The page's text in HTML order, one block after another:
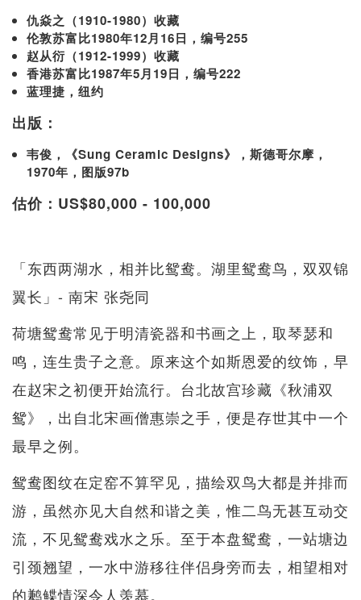
仇焱之（1910-1980）收藏
伦敦苏富比1980年12月16日，编号255
赵从衍（1912-1999）收藏
香港苏富比1987年5月19日，编号222
蓝理捷，纽约
出版：
韦俊，《Sung Ceramic Designs》，斯德哥尔摩，
1970年，图版97b
估价：US$80,000 - 100,000
「东西两湖水，相并比鸳鸯。湖里鸳鸯鸟，双双锦
翼长」- 南宋 张尧同
荷塘鸳鸯常见于明清瓷器和书画之上，取琴瑟和
鸣，连生贵子之意。原来这个如斯恩爱的纹饰，早
在赵宋之初便开始流行。台北故宫珍藏《秋浦双
鸳》，出自北宋画僧惠崇之手，便是存世其中一个
最早之例。
鸳鸯图纹在定窑不算罕见，描绘双鸟大都是并排而
游，虽然亦见大自然和谐之美，惟二鸟无甚互动交
流，不见鸳鸯戏水之乐。至于本盘鸳鸯，一站塘边
引颈翘望，一水中游移往伴侣身旁而去，相望相对
的鹣鲽情深令人羡慕。